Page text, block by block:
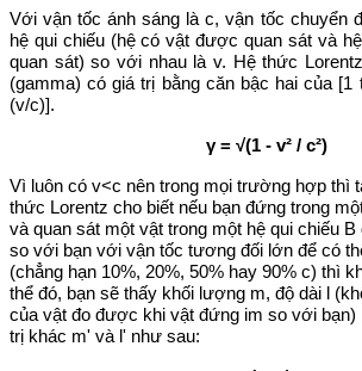
Với vận tốc ánh sáng là c, vận tốc chuyển
hệ qui chiếu (hệ có vật được quan sát và
quan sát) so với nhau là v. Hệ thức
(gamma) có giá trị bằng căn bậc hai của
(v/c)].
γ = √(1 - v² / c²)
Vì luôn có v<c nên trong mọi trường hợp thì
thức Lorentz cho biết nếu bạn đứng trong
và quan sát một vật trong một hệ qui chiếu B
so với bạn với vận tốc tương đối lớn để có
(chẳng hạn 10%, 20%, 50% hay 90% c) thì
thể đó, bạn sẽ thấy khối lượng m, độ dài l
của vật đo được khi vật đứng im so với bạn)
trị khác m' và l' như sau: